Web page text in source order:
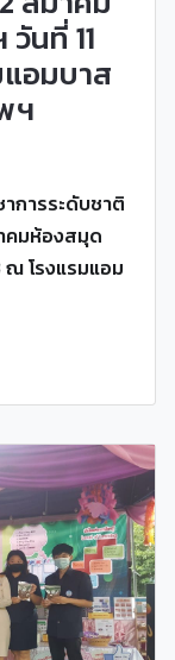
นที่ 11
อมบาส
ฯ
การระดับชาติ
คมห้องสมุด
ณ โรงแรมแอม